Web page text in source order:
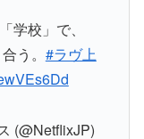
学校」で、
う。 #ラヴ上
(@NetflixJP)